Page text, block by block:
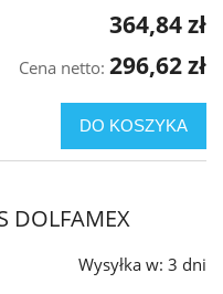
364,84 zł
Cena netto: 296,62 zł
DO KOSZYKA
DOLFAMEX
Wysyłka w: 3 dni